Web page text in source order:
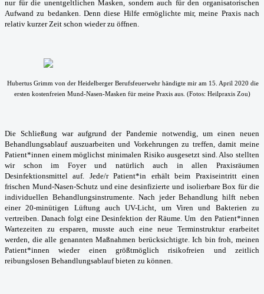
nur für die unentgeltlichen Masken, sondern auch für den organisatorischen
Aufwand zu bedanken. Denn diese Hilfe ermöglichte mir, meine Praxis nach
relativ kurzer Zeit schon wieder zu öffnen.
Hubertus Grimm von der Heidelberger Berufsfeuerwehr händigte mir am 15. April 2020 die
ersten kostenfreien Mund-Nasen-Masken für meine Praxis aus. (Fotos: Heilpraxis Zou)
Die Schließung war aufgrund der Pandemie notwendig, um einen neuen
Behandlungsablauf auszuarbeiten und Vorkehrungen zu treffen, damit meine
Patient*innen einem möglichst minimalen Risiko ausgesetzt sind. Also stellten
wir schon im Foyer und natürlich auch in allen Praxisräumen
Desinfektionsmittel auf. Jede/r Patient*in erhält beim Praxiseintritt einen
frischen Mund-Nasen-Schutz und eine desinfizierte und isolierbare Box für die
individuellen Behandlungsinstrumente. Nach jeder Behandlung hilft neben
einer 20-minütigen Lüftung auch UV-Licht, um Viren und Bakterien zu
vertreiben. Danach folgt eine Desinfektion der Räume. Um den Patient*innen
Wartezeiten zu ersparen, musste auch eine neue Terminstruktur erarbeitet
werden, die alle genannten Maßnahmen berücksichtigte. Ich bin froh, meinen
Patient*innen wieder einen größtmöglich risikofreien und zeitlich
reibungslosen Behandlungsablauf bieten zu können.